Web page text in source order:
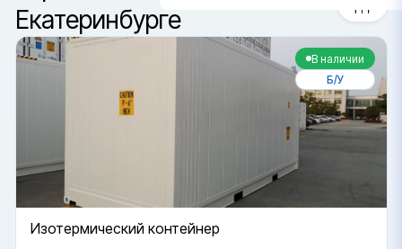
Екатеринбурге
В наличии
Б/У
Изотермический контейнер